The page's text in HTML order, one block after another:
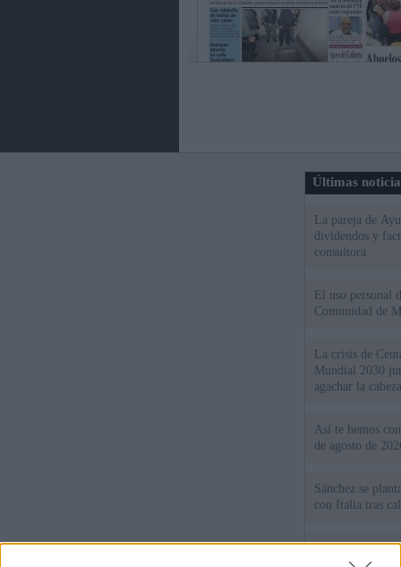
Últimas
La pareja de
dividendos y
consultora
El uso personal
Comunidad de
La crisis de
Mundial 2030
agachar la
Así te hemos
de agosto de
Sánchez se
con Italia tras
Los viajeros
Italia: “Es